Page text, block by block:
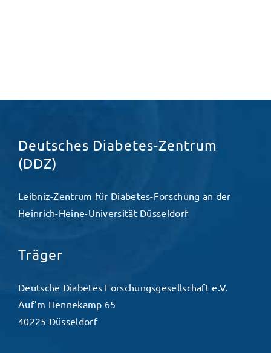
Deutsches Diabetes-Zentrum
(DDZ)
Leibniz-Zentrum für Diabetes-Forschung an der
Heinrich-Heine-Universität Düsseldorf
Träger
Deutsche Diabetes Forschungsgesellschaft e.V.
Auf’m Hennekamp 65
40225 Düsseldorf